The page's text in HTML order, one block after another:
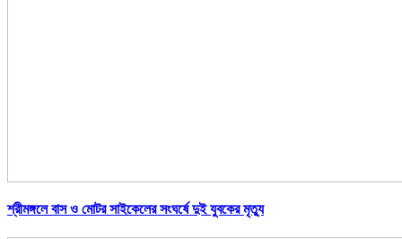
শ্রীমঙ্গলে বাস ও মোটর সাইকেলের সংঘর্ষে দুই যুবকের মৃত্যু